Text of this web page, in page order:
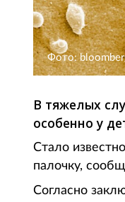
Фото:
В тяжелых
особенно у
Стало
палочку,
Согласно